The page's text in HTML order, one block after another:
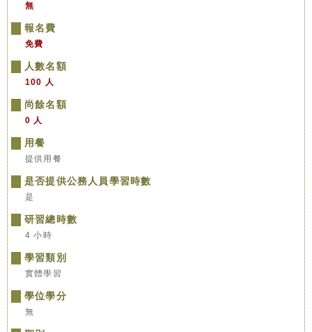
無
報名費
免費
人數名額
100 人
尚餘名額
0 人
用餐
提供用餐
是否提供公務人員學習時數
是
研習總時數
4 小時
學習類別
實體學習
學位學分
無